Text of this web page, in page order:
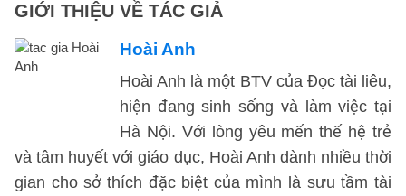
GIỚI THIỆU VỀ TÁC GIẢ
Hoài Anh
Hoài Anh là một BTV của Đọc tài liêu,
hiện đang sinh sống và làm việc tại
Hà Nội. Với lòng yêu mến thế hệ trẻ
và tâm huyết với giáo dục, Hoài Anh dành nhiều thời
gian cho sở thích đặc biệt của mình là sưu tầm tài